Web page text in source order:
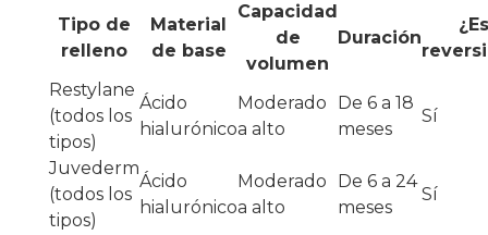
Tipo de
relleno
Material
de base
Capacidad
de
volumen
Duración
¿Es
Restylane
(todos los
tipos)
Ácido
hialurónico
Moderado
a alto
De 6 a 18
meses
Sí
Juvederm
(todos los
tipos)
Ácido
hialurónico
Moderado
a alto
De 6 a 24
meses
Sí